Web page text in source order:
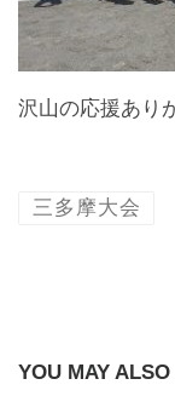
沢山の応援あり
三多摩大会
YOU MAY